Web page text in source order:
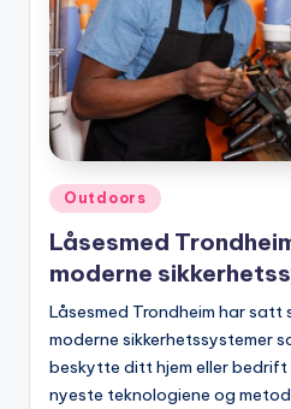
Posted
Outdoors
Låsesmed
moderne
Låsesmed Trondheim har satt
moderne sikkerhetssystemer
beskytte ditt hjem eller bedrift
nyeste teknologiene og